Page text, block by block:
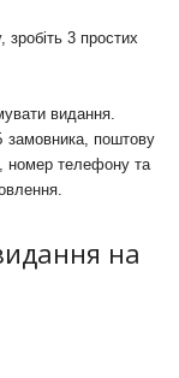
3 простих
видання.
замовника, поштову
номер телефону та
на